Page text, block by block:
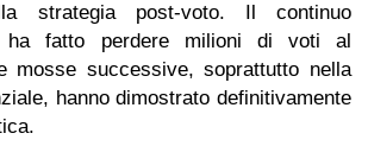
strategia post-voto. Il continuo
ha fatto perdere milioni di voti al
mosse successive, soprattutto nella
hanno dimostrato definitivamente